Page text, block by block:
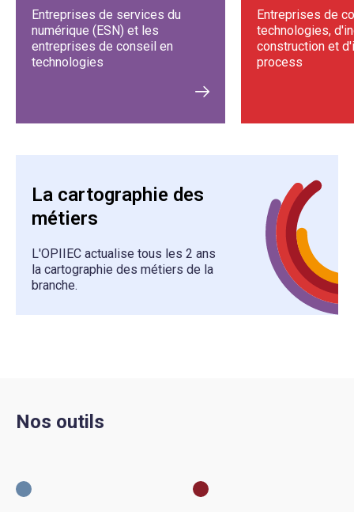
Entreprises de services du
numérique (ESN) et les
entreprises de conseil en
technologies
Entreprises de
technologies,
construction et
process
La cartographie des
métiers
L'OPIIEC actualise tous les 2 ans
la cartographie des métiers de la
branche.
Nos outils